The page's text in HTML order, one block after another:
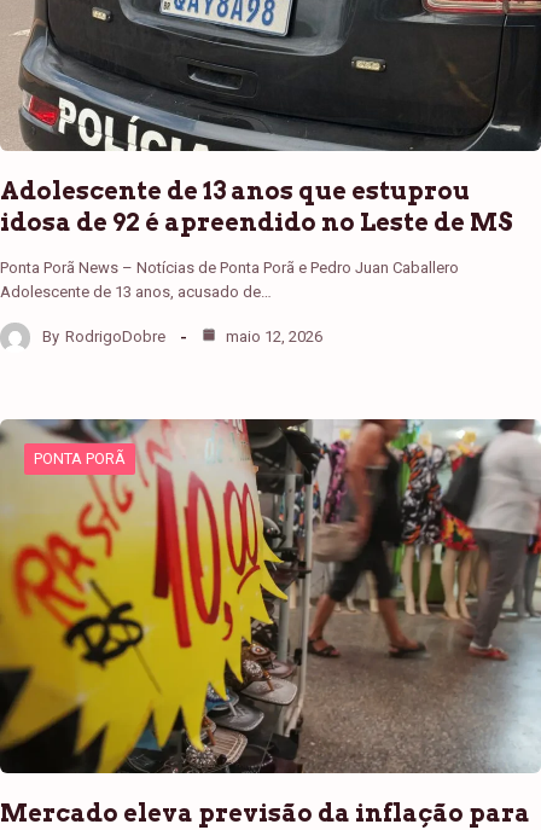
Adolescente de 13 anos que estuprou
idosa de 92 é apreendido no Leste de MS
Ponta Porã News – Notícias de Ponta Porã e Pedro Juan Caballero
Adolescente de 13 anos, acusado de…
By RodrigoDobre maio 12, 2026
PONTA PORÃ
Mercado eleva previsão da inflação para